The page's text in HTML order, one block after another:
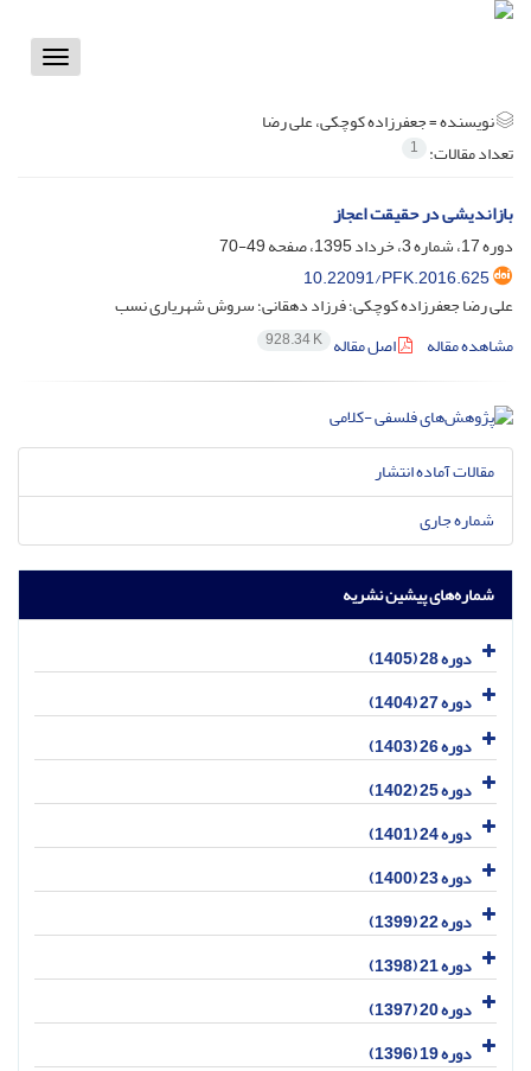
Toggle
نویسنده =جعفرزاده کوچکی، علی رضا
تعداد مقالات: 1
بازاندیشی در حقیقت اعجاز
دوره 17، شماره 3، خرداد 1395، صفحه
49-70
10.22091/PFK.2016.625
علی رضا جعفرزاده کوچکی؛ فرزاد دهقانی؛ سروش شهریاری نسب
مشاهده مقاله
اصل مقاله 928.34 K
مقالات آماده انتشار
شماره جاری
شماره‌های پیشین نشریه
دوره 28 (1405)
دوره 27 (1404)
دوره 26 (1403)
دوره 25 (1402)
دوره 24 (1401)
دوره 23 (1400)
دوره 22 (1399)
دوره 21 (1398)
دوره 20 (1397)
دوره 19 (1396)